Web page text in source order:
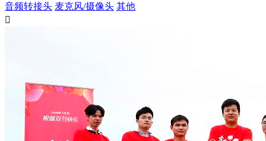
音频转接头 麦克风/摄像头 其他
